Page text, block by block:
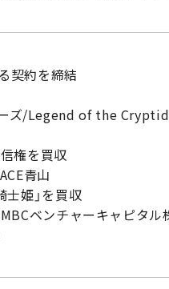
契約を締結
/Legend of the Cryptids
権を買収
青山
士姫」を買収
ベンチャーキャピタ